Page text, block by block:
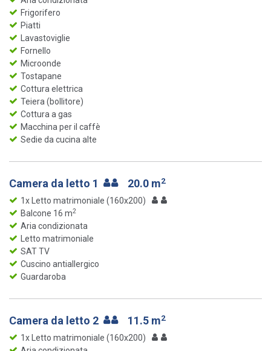
Frigorifero
Piatti
Lavastoviglie
Fornello
Microonde
Tostapane
Cottura elettrica
Teiera (bollitore)
Cottura a gas
Macchina per il caffè
Sedie da cucina alte
Camera da letto 1 20.0 m2
1x Letto matrimoniale (160x200)
Balcone 16 m2
Aria condizionata
Letto matrimoniale
SAT TV
Cuscino antiallergico
Guardaroba
Camera da letto 2 11.5 m2
1x Letto matrimoniale (160x200)